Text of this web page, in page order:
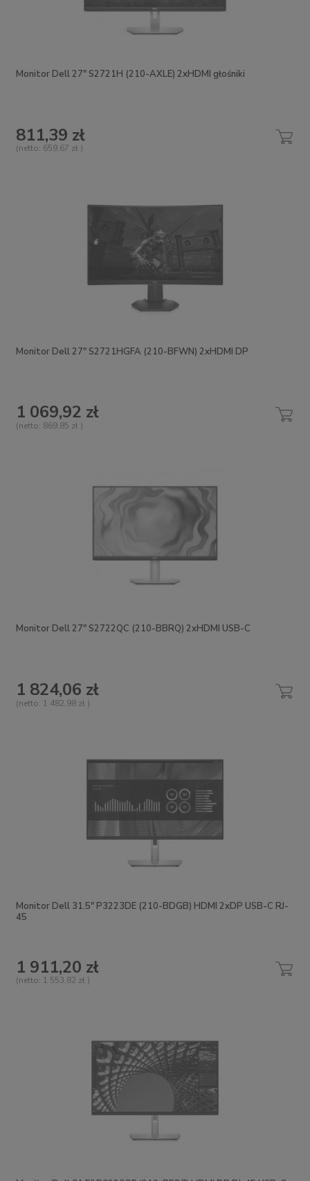
Monitor Dell 27" S2721H (210-AXLE) 2xHDMI głośniki
811,39 zł
(netto: 659,67 zł )
Monitor Dell 27" S2721HGFA (210-BFWN) 2xHDMI DP
1 069,92 zł
(netto: 869,85 zł )
Monitor Dell 27" S2722QC (210-BBRQ) 2xHDMI USB-C
1 824,06 zł
(netto: 1 482,98 zł )
Monitor Dell 31.5" P3223DE (210-BDGB) HDMI 2xDP USB-C RJ-
45
1 911,20 zł
(netto: 1 553,82 zł )